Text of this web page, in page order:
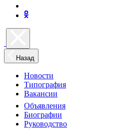
Назад
Новости
Типография
Вакансии
Объявления
Биографии
Руководство